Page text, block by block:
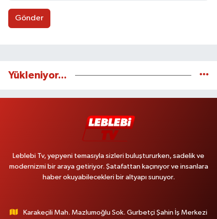
Gönder
Yükleniyor...
Leblebi Tv, yepyeni temasıyla sizleri buluştururken, sadelik ve
modernizmi bir araya getiriyor. Şatafattan kaçınıyor ve insanlara
haber okuyabilecekleri bir altyapı sunuyor.
Karakeçili Mah. Mazlumoğlu Sok. Gurbetçi Şahin İş Merkezi